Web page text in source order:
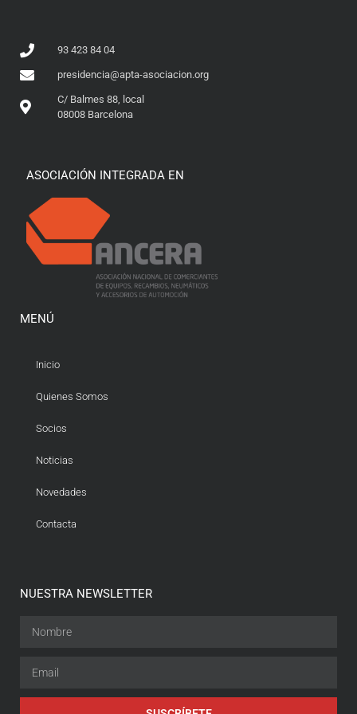
93 423 84 04
presidencia@apta-asociacion.org
C/ Balmes 88, local
08008 Barcelona
ASOCIACIÓN INTEGRADA EN
MENÚ
Inicio
Quienes Somos
Socios
Noticias
Novedades
Contacta
NUESTRA NEWSLETTER